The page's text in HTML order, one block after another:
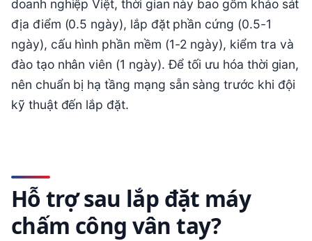
doanh nghiệp Việt, thời gian này bao gồm khảo sát
địa điểm (0.5 ngày), lắp đặt phần cứng (0.5-1
ngày), cấu hình phần mềm (1-2 ngày), kiểm tra và
đào tạo nhân viên (1 ngày). Để tối ưu hóa thời gian,
nên chuẩn bị hạ tầng mạng sẵn sàng trước khi đội
kỹ thuật đến lắp đặt.
Hỗ trợ sau lắp đặt máy
chấm công vân tay?